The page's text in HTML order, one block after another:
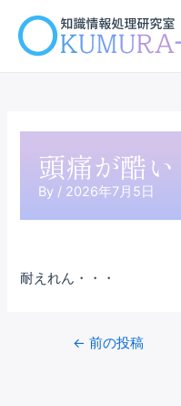
頭痛が酷い
By / 2026年7月5日
耐えれん・・・
Post← 前の投稿